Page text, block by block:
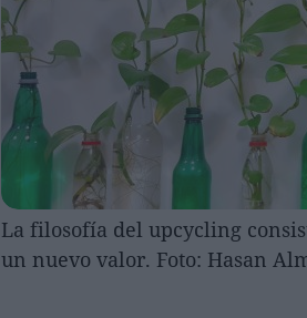
La filosofía del upcycling
un nuevo valor. Foto: Hasan